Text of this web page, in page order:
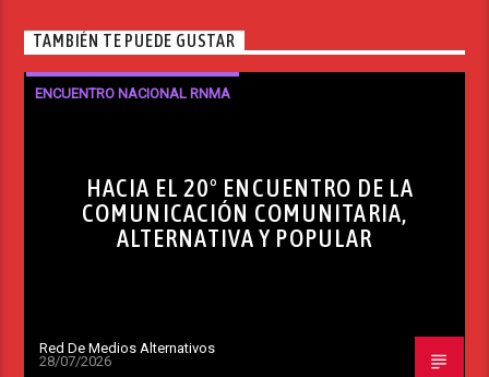
TAMBIÉN TE PUEDE GUSTAR
ENCUENTRO NACIONAL RNMA
HACIA EL 20º ENCUENTRO DE LA
COMUNICACIÓN COMUNITARIA,
ALTERNATIVA Y POPULAR
Red De Medios Alternativos
28/07/2026